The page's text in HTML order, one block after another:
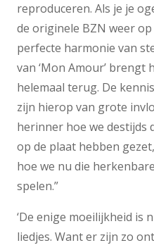
reproduceren. Als je je
de originele BZN weer
perfecte harmonie van
van ‘Mon Amour’
helemaal terug. De
zijn hierop van grote
herinner hoe we destijds
op de plaat hebben
hoe we nu die
spelen.”
‘De enige moeilijkheid is
liedjes. Want er zijn zo